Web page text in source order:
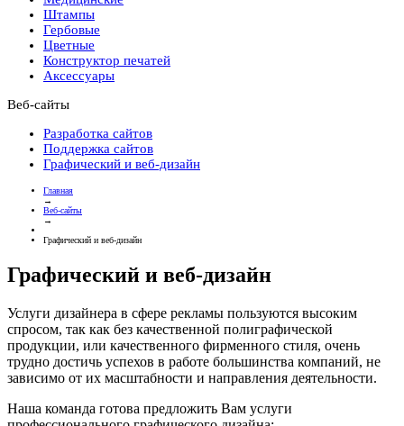
Штампы
Гербовые
Цветные
Конструктор печатей
Аксессуары
Веб-сайты
Разработка сайтов
Поддержка сайтов
Графический и веб-дизайн
Главная
→
Веб-сайты
→
Графический и веб-дизайн
Графический и веб-дизайн
Услуги дизайнера в сфере рекламы пользуются высоким
спросом, так как без качественной полиграфической
продукции, или качественного фирменного стиля, очень
трудно достичь успехов в работе большинства компаний, не
зависимо от их масштабности и направления деятельности.
Наша команда готова предложить Вам услуги